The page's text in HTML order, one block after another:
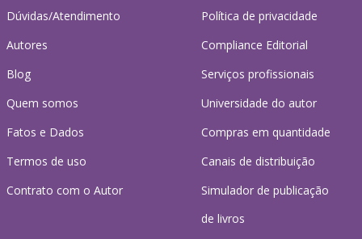
Dúvidas/Atendimento
Autores
Blog
Quem somos
Fatos e Dados
Termos de uso
Contrato com o Autor
Política de privacidade
Compliance Editorial
Serviços profissionais
Universidade do autor
Compras em quantidade
Canais de distribuição
Simulador de publicação
de livros